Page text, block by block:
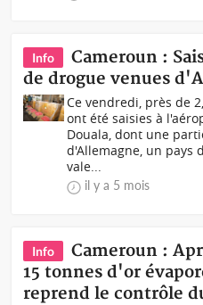
Info
Cameroun :
de drogue venues
Ce vendredi, près de
ont été saisies à
Douala, dont une
d'Allemagne, un pays
vale...
il y a 5 mois
Info
Cameroun :
15 tonnes d'or
reprend le contrôle